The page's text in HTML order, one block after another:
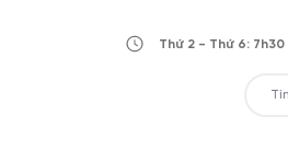
Thứ 2 - Thứ 6: 7h30